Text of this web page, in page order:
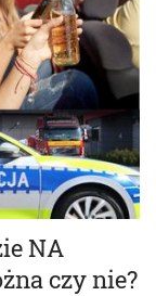
NA
czy nie?